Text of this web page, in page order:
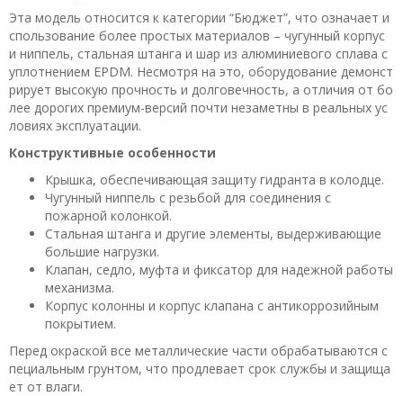
Эта модель относится к категории “Бюджет”, что означает и
спользование более простых материалов – чугунный корпус
и ниппель, стальная штанга и шар из алюминиевого сплава с
уплотнением EPDM. Несмотря на это, оборудование демонст
рирует высокую прочность и долговечность, а отличия от бо
лее дорогих премиум-версий почти незаметны в реальных ус
ловиях эксплуатации.
Конструктивные особенности
Крышка, обеспечивающая защиту гидранта в колодце.
Чугунный ниппель с резьбой для соединения с
пожарной колонкой.
Стальная штанга и другие элементы, выдерживающие
большие нагрузки.
Клапан, седло, муфта и фиксатор для надежной работы
механизма.
Корпус колонны и корпус клапана с антикоррозийным
покрытием.
Перед окраской все металлические части обрабатываются с
пециальным грунтом, что продлевает срок службы и защища
ет от влаги.